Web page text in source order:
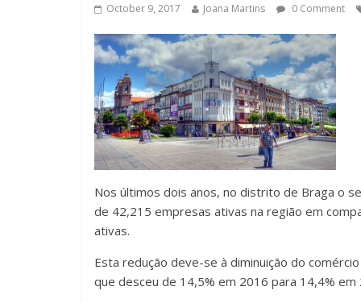
October 9, 2017 Joana Martins 0 Comment
Nos últimos dois anos, no distrito de Braga o
de 42,215 empresas ativas na região em
ativas.
Esta redução deve-se à diminuição do
que desceu de 14,5% em 2016 para 14,4% em